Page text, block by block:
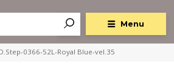
Menu
0366-52L-Royal Blue-vel.35